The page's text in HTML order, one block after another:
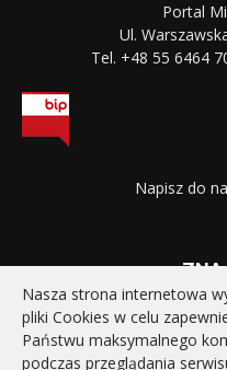
Portal
Ul.
Tel. +48 55 6464
Napisz do
Nasza strona internetowa
pliki Cookies w celu
Państwu maksymalnego
podczas przeglądania